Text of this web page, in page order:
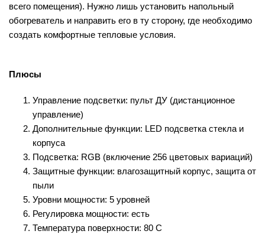
всего помещения). Нужно лишь установить напольный
обогреватель и направить его в ту сторону, где необходимо
создать комфортные тепловые условия.
Плюсы
Управление подсветки: пульт ДУ (дистанционное
управление)
Дополнительные функции: LED подсветка стекла и
корпуса
Подсветка: RGB (включение 256 цветовых вариаций)
Защитные функции: влагозащитный корпус, защита от
пыли
Уровни мощности: 5 уровней
Регулировка мощности: есть
Температура поверхности: 80 С